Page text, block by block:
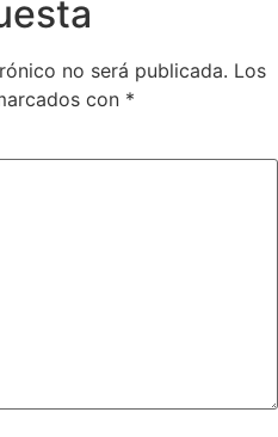
no será publicada. Los
con *